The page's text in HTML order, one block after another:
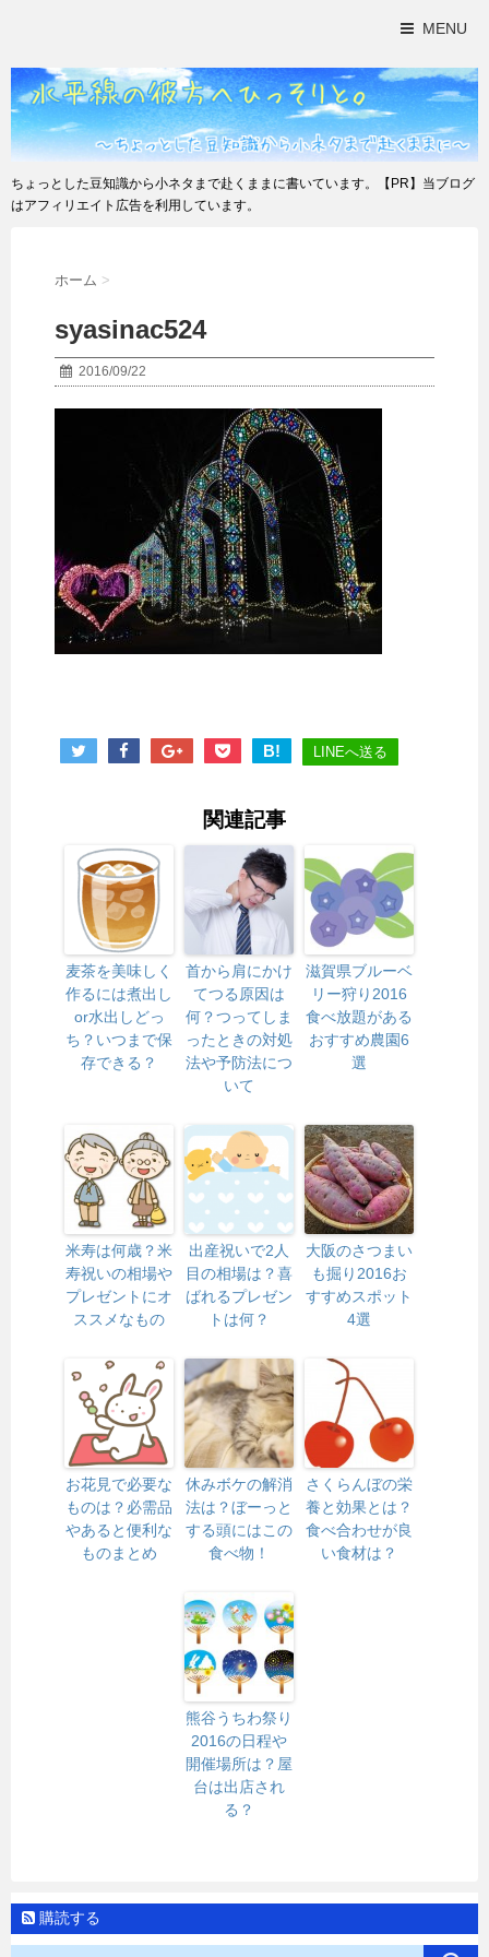
MENU
ちょっとした豆知識から小ネタまで赴くままに書いています。【PR】当ブログ
はアフィリエイト広告を利用しています。
ホーム >
syasinac524
2016/09/22
B! LINEへ送る
関連記事
麦茶を美味しく
作るには煮出し
or水出しどっ
ち？いつまで保
存できる？
首から肩にかけ
てつる原因は
何？つってしま
ったときの対処
法や予防法につ
いて
滋賀県ブルーベ
リー狩り2016
食べ放題がある
おすすめ農園6
選
米寿は何歳？米
寿祝いの相場や
プレゼントにオ
ススメなもの
出産祝いで2人
目の相場は？喜
ばれるプレゼン
トは何？
大阪のさつまい
も掘り2016お
すすめスポット
4選
お花見で必要な
ものは？必需品
やあると便利な
ものまとめ
休みボケの解消
法は？ぼーっと
する頭にはこの
食べ物！
さくらんぼの栄
養と効果とは？
食べ合わせが良
い食材は？
熊谷うちわ祭り
2016の日程や
開催場所は？屋
台は出店され
る？
購読する